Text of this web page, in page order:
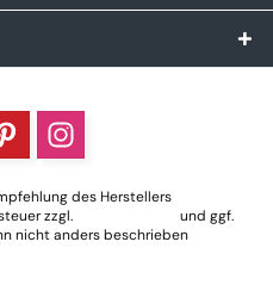
des Herstellers
zzgl.
und ggf.
nicht anders beschrieben